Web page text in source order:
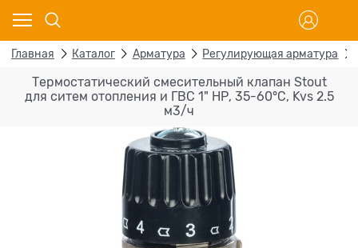
Главная Каталог Арматура Регулирующая арматура
Термостатический смесительный клапан Stout
для ситем отопления и ГВС 1" НР, 35-60°С, Kvs 2.5
м3/ч